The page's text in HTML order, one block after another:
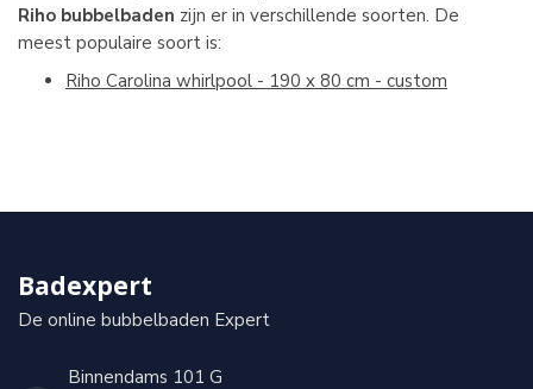
Riho bubbelbaden zijn er in verschillende soorten. De
meest populaire soort is:
Riho Carolina whirlpool - 190 x 80 cm - custom
Badexpert
De online bubbelbaden Expert
Binnendams 101 G